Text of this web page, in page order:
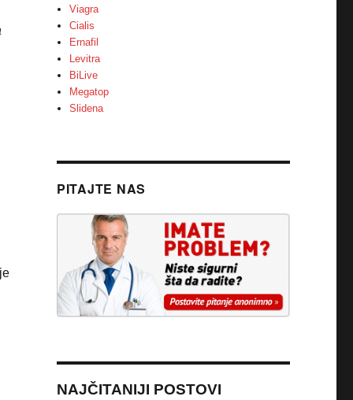
Viagra
Cialis
Ernafil
Levitra
BiLive
Megatop
Slidena
PITAJTE NAS
NAJČITANIJI POSTOVI